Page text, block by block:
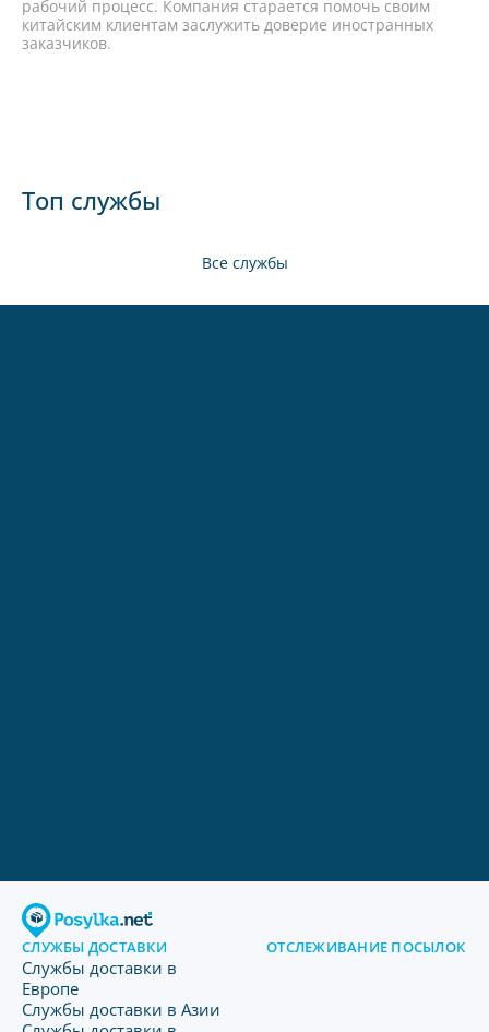
Топ службы
Все службы
рабочий процесс. Компания старается помочь своим
китайским клиентам заслужить доверие иностранных
заказчиков.
СЛУЖБЫ ДОСТАВКИ
Службы доставки в
Европе
Службы доставки в Азии
ОТСЛЕЖИВАНИЕ ПОСЫЛОК